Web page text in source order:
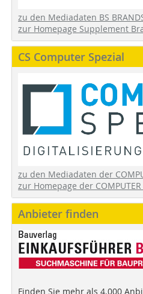
zu den Mediadaten BS
zur Homepage Supplement
CS Computer Spezial
zu den Mediadaten der
zur Homepage der COMPUTER
Anbieter finden
Finden Sie mehr als 4.000